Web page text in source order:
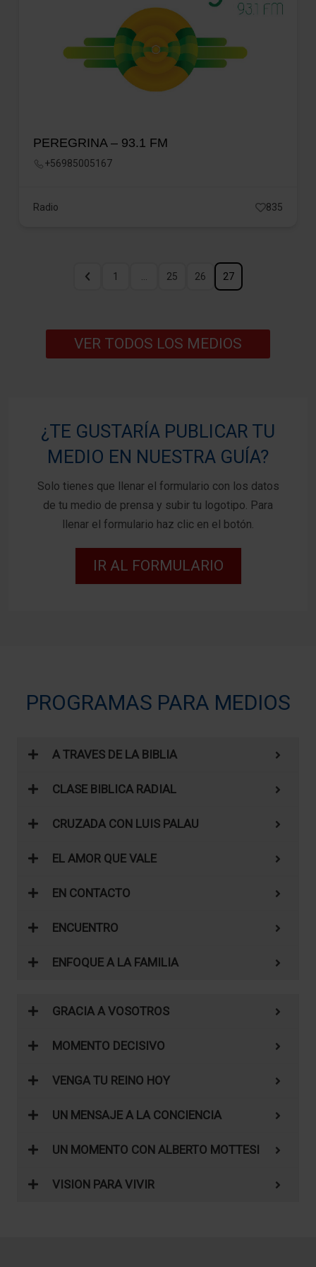
PEREGRINA – 93.1 FM
+56985005167
Radio 835
1 25 26 27
VER TODOS LOS MEDIOS
¿TE GUSTARÍA PUBLICAR TU
MEDIO EN NUESTRA GUÍA?
Solo tienes que llenar el formulario con los datos
de tu medio de prensa y subir tu logotipo. Para
llenar el formulario haz clic en el botón.
IR AL FORMULARIO
PROGRAMAS PARA MEDIOS
A TRAVES DE LA BIBLIA
CLASE BIBLICA RADIAL
CRUZADA CON LUIS PALAU
EL AMOR QUE VALE
EN CONTACTO
ENCUENTRO
ENFOQUE A LA FAMILIA
GRACIA A VOSOTROS
MOMENTO DECISIVO
VENGA TU REINO HOY
UN MENSAJE A LA CONCIENCIA
UN MOMENTO CON ALBERTO MOTTESI
VISION PARA VIVIR